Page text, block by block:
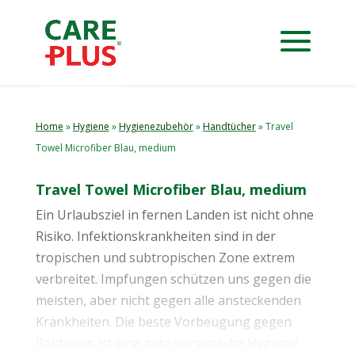
Home »Hygiene »Hygienezubehör»Handtücher» Travel
Towel Microfiber Blau, medium
Travel Towel Microfiber Blau, medium
Ein Urlaubsziel in fernen Landen ist nicht ohne
Risiko. Infektionskrankheiten sind in der
tropischen und subtropischen Zone extrem
verbreitet. Impfungen schützen uns gegen die
meisten, aber nicht gegen alle ansteckenden
Krankheiten. Die beste Vorbeugung gegen